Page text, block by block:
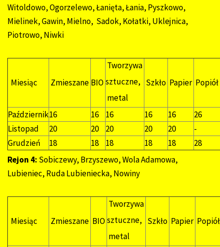
Witoldowo, Ogorzelewo, Łanięta, Łania, Pyszkowo,
Mielinek, Gawin, Mielno, Sadok, Kołatki, Uklejnica,
Piotrowo, Niwki
Miesiąc Zmieszane BIO
Tworzywa
sztuczne,
metal
Szkło Papier Popiół
Październik16 16 16 16 16
26
Listopad
20 20 20 20 20
-
Grudzień
18 18 18 18 18
28
Rejon 4: Sobiczewy, Brzyszewo, Wola Adamowa,
Lubieniec, Ruda Lubieniecka, Nowiny
Miesiąc Zmieszane BIO
Tworzywa
sztuczne,
metal
Szkło Papier